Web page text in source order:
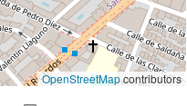
OpenStreetMapcontributors